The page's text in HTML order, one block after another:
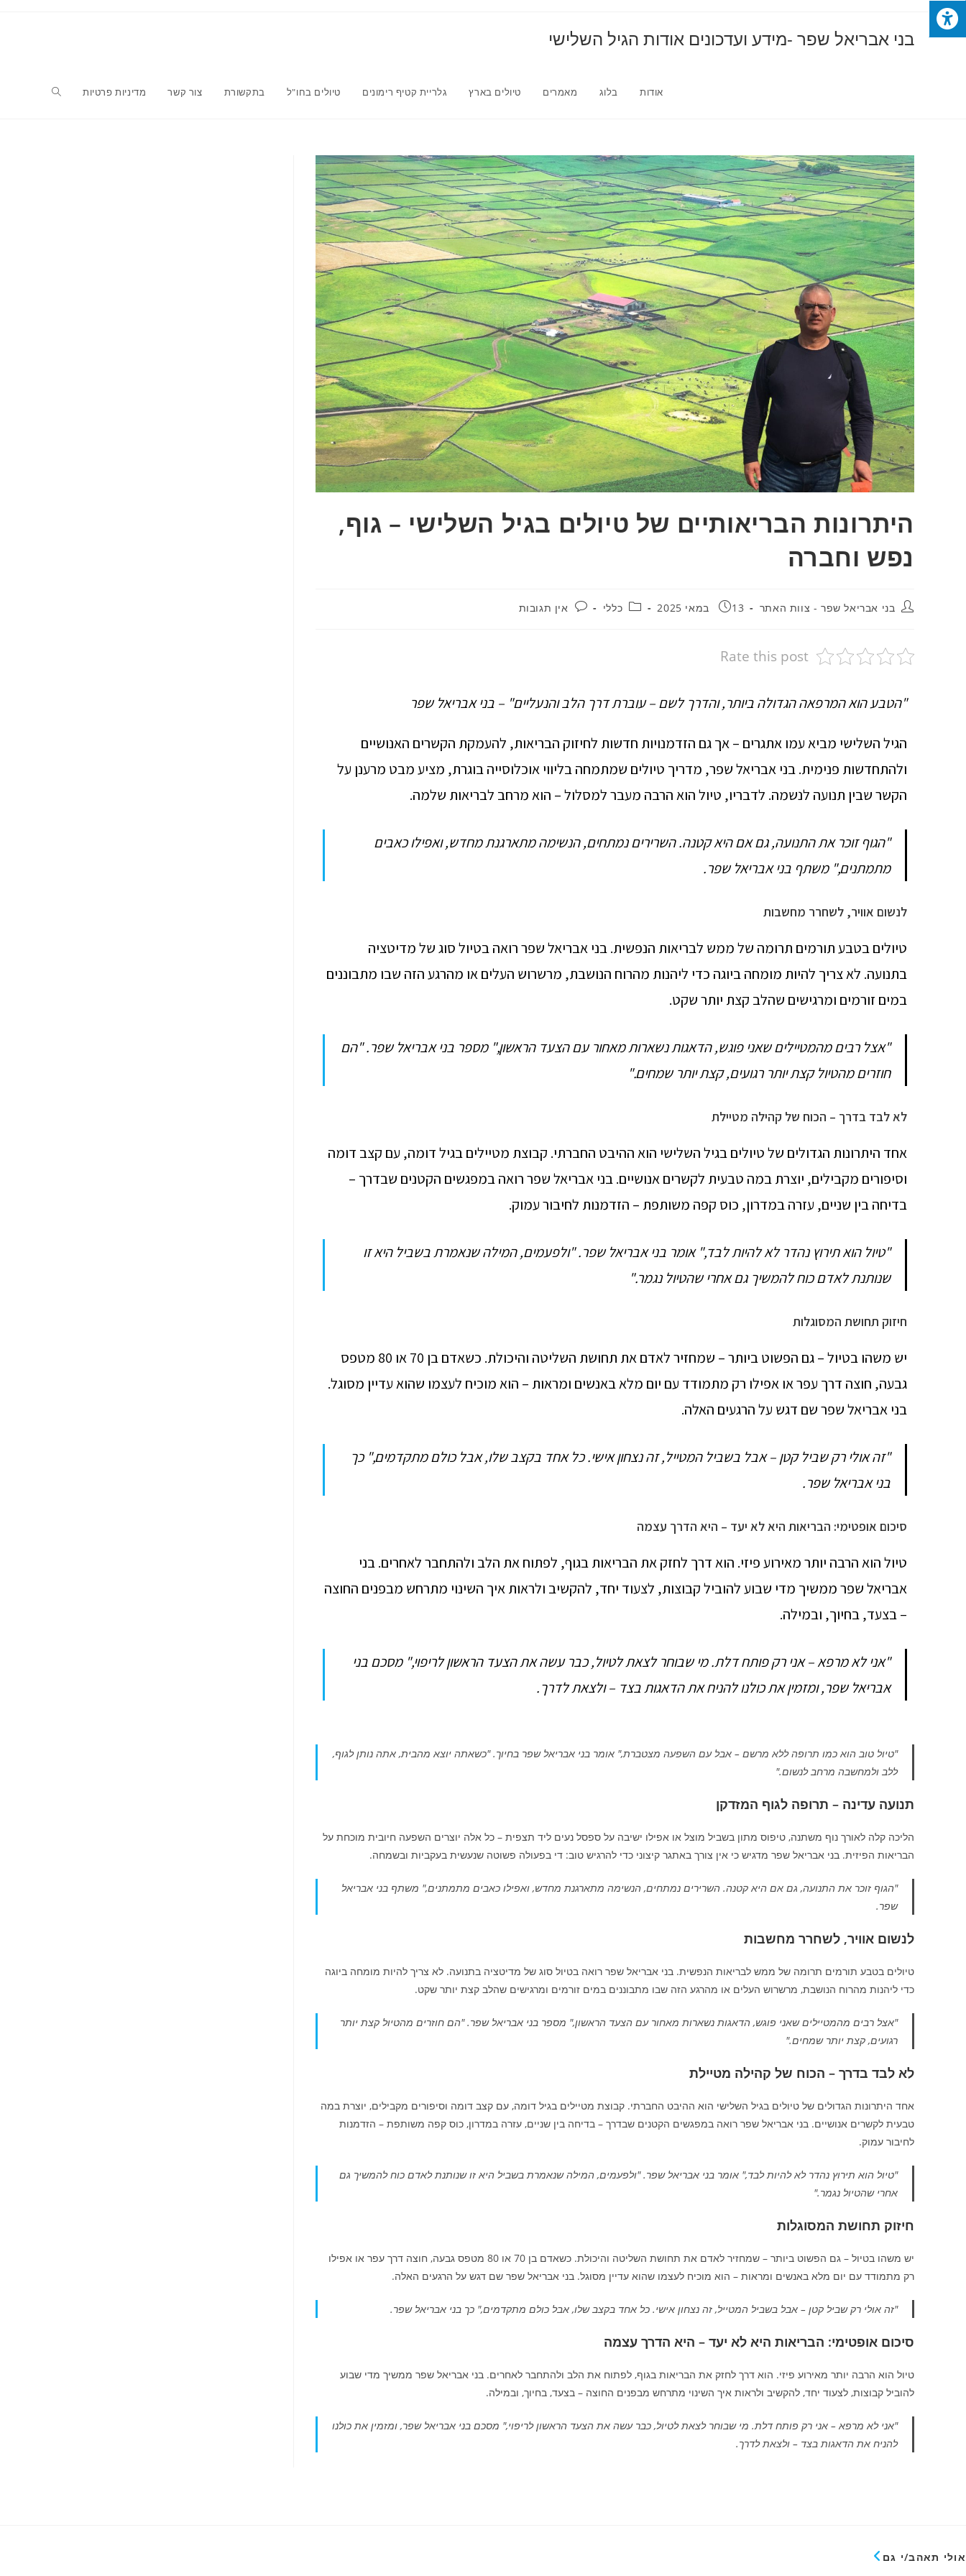
בני אבריאל שפר -מידע ועדכונים אודות הגיל השלישי
אודות בלוג מאמרים טיולים בארץ גלריית קטיף רימונים טיולים בחו"ל בתקשורת צור קשר מדיניות פרטיות
היתרונות הבריאותיים של טיולים בגיל השלישי – גוף,
נפש וחברה
בני אבריאל שפר - צוות האתר 13 במאי 2025 כללי אין תגובות
Rate this post
"הטבע הוא המרפאה הגדולה ביותר, והדרך לשם – עוברת דרך הלב והנעליים" – בני אבריאל שפר
הגיל השלישי מביא עמו אתגרים – אך גם הזדמנויות חדשות לחיזוק הבריאות, להעמקת הקשרים האנושיים
ולהתחדשות פנימית. בני אבריאל שפר, מדריך טיולים שמתמחה בליווי אוכלוסייה בוגרת, מציע מבט מרענן על
הקשר שבין תנועה לנשמה. לדבריו, טיול הוא הרבה מעבר למסלול – הוא מרחב לבריאות שלמה.
"הגוף זוכר את התנועה, גם אם היא קטנה. השרירים נמתחים, הנשימה מתארגנת מחדש, ואפילו כאבים
מתמתנים," משתף בני אבריאל שפר.
לנשום אוויר, לשחרר מחשבות
טיולים בטבע תורמים תרומה של ממש לבריאות הנפשית. בני אבריאל שפר רואה בטיול סוג של מדיטציה
בתנועה. לא צריך להיות מומחה ביוגה כדי ליהנות מהרוח הנושבת, מרשרוש העלים או מהרגע הזה שבו מתבוננים
במים זורמים ומרגישים שהלב קצת יותר שקט.
"אצל רבים מהמטיילים שאני פוגש, הדאגות נשארות מאחור עם הצעד הראשון," מספר בני אבריאל שפר. "הם
חוזרים מהטיול קצת יותר רגועים, קצת יותר שמחים."
לא לבד בדרך – הכוח של קהילה מטיילת
אחד היתרונות הגדולים של טיולים בגיל השלישי הוא ההיבט החברתי. קבוצת מטיילים בגיל דומה, עם קצב דומה
וסיפורים מקבילים, יוצרת במה טבעית לקשרים אנושיים. בני אבריאל שפר רואה במפגשים הקטנים שבדרך –
בדיחה בין שניים, עזרה במדרון, כוס קפה משותפת – הזדמנות לחיבור עמוק.
"טיול הוא תירוץ נהדר לא להיות לבד," אומר בני אבריאל שפר. "ולפעמים, המילה שנאמרת בשביל היא זו
שנותנת לאדם כוח להמשיך גם אחרי שהטיול נגמר."
חיזוק תחושת המסוגלות
יש משהו בטיול – גם הפשוט ביותר – שמחזיר לאדם את תחושת השליטה והיכולת. כשאדם בן 70 או 80 מטפס
גבעה, חוצה דרך עפר או אפילו רק מתמודד עם יום מלא באנשים ומראות – הוא מוכיח לעצמו שהוא עדיין מסוגל.
בני אבריאל שפר שם דגש על הרגעים האלה.
"זה אולי רק שביל קטן – אבל בשביל המטייל, זה נצחון אישי. כל אחד בקצב שלו, אבל כולם מתקדמים," כך
בני אבריאל שפר.
סיכום אופטימי: הבריאות היא לא יעד – היא הדרך עצמה
טיול הוא הרבה יותר מאירוע פיזי. הוא דרך לחזק את הבריאות בגוף, לפתוח את הלב ולהתחבר לאחרים. בני
אבריאל שפר ממשיך מדי שבוע להוביל קבוצות, לצעוד יחד, להקשיב ולראות איך השינוי מתרחש מבפנים החוצה
– בצעד, בחיוך, ובמילה.
"אני לא מרפא – אני רק פותח דלת. מי שבוחר לצאת לטיול, כבר עשה את הצעד הראשון לריפוי," מסכם בני
אבריאל שפר, ומזמין את כולנו להניח את הדאגות בצד – ולצאת לדרך.
"טיול טוב הוא כמו תרופה ללא מרשם – אבל עם השפעה מצטברת," אומר בני אבריאל שפר בחיוך. "כשאתה יוצא מהבית, אתה נותן לגוף,
ללב ולמחשבה מרחב לנשום."
תנועה עדינה – תרופה לגוף המזדקן
הליכה קלה לאורך נוף משתנה, טיפוס מתון בשביל מוצל או אפילו ישיבה על ספסל נעים ליד תצפית – כל אלה יוצרים השפעה חיובית מוכחת על
הבריאות הפיזית. בני אבריאל שפר מדגיש כי אין צורך באתגר קיצוני כדי להרגיש טוב: די בפעולה פשוטה שנעשית בעקביות ובשמחה.
"הגוף זוכר את התנועה, גם אם היא קטנה. השרירים נמתחים, הנשימה מתארגנת מחדש, ואפילו כאבים מתמתנים," משתף בני אבריאל
שפר.
לנשום אוויר, לשחרר מחשבות
טיולים בטבע תורמים תרומה של ממש לבריאות הנפשית. בני אבריאל שפר רואה בטיול סוג של מדיטציה בתנועה. לא צריך להיות מומחה ביוגה
כדי ליהנות מהרוח הנושבת, מרשרוש העלים או מהרגע הזה שבו מתבוננים במים זורמים ומרגישים שהלב קצת יותר שקט.
"אצל רבים מהמטיילים שאני פוגש, הדאגות נשארות מאחור עם הצעד הראשון," מספר בני אבריאל שפר. "הם חוזרים מהטיול קצת יותר
רגועים, קצת יותר שמחים."
לא לבד בדרך – הכוח של קהילה מטיילת
אחד היתרונות הגדולים של טיולים בגיל השלישי הוא ההיבט החברתי. קבוצת מטיילים בגיל דומה, עם קצב דומה וסיפורים מקבילים, יוצרת במה
טבעית לקשרים אנושיים. בני אבריאל שפר רואה במפגשים הקטנים שבדרך – בדיחה בין שניים, עזרה במדרון, כוס קפה משותפת – הזדמנות
לחיבור עמוק.
"טיול הוא תירוץ נהדר לא להיות לבד," אומר בני אבריאל שפר. "ולפעמים, המילה שנאמרת בשביל היא זו שנותנת לאדם כוח להמשיך גם
אחרי שהטיול נגמר."
חיזוק תחושת המסוגלות
יש משהו בטיול – גם הפשוט ביותר – שמחזיר לאדם את תחושת השליטה והיכולת. כשאדם בן 70 או 80 מטפס גבעה, חוצה דרך עפר או אפילו
רק מתמודד עם יום מלא באנשים ומראות – הוא מוכיח לעצמו שהוא עדיין מסוגל. בני אבריאל שפר שם דגש על הרגעים האלה.
"זה אולי רק שביל קטן – אבל בשביל המטייל, זה נצחון אישי. כל אחד בקצב שלו, אבל כולם מתקדמים," כך בני אבריאל שפר.
סיכום אופטימי: הבריאות היא לא יעד – היא הדרך עצמה
טיול הוא הרבה יותר מאירוע פיזי. הוא דרך לחזק את הבריאות בגוף, לפתוח את הלב ולהתחבר לאחרים. בני אבריאל שפר ממשיך מדי שבוע
להוביל קבוצות, לצעוד יחד, להקשיב ולראות איך השינוי מתרחש מבפנים החוצה – בצעד, בחיוך, ובמילה.
"אני לא מרפא – אני רק פותח דלת. מי שבוחר לצאת לטיול, כבר עשה את הצעד הראשון לריפוי," מסכם בני אבריאל שפר, ומזמין את כולנו
להניח את הדאגות בצד – ולצאת לדרך.
אולי תאהב/י גם